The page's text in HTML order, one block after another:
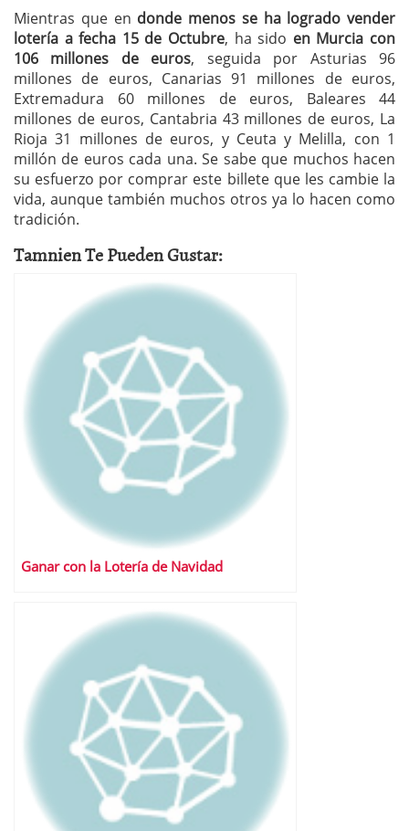
Mientras que en donde menos se ha logrado vender
lotería a fecha 15 de Octubre, ha sido en Murcia con
106 millones de euros, seguida por Asturias 96
millones de euros, Canarias 91 millones de euros,
Extremadura 60 millones de euros, Baleares 44
millones de euros, Cantabria 43 millones de euros, La
Rioja 31 millones de euros, y Ceuta y Melilla, con 1
millón de euros cada una. Se sabe que muchos hacen
su esfuerzo por comprar este billete que les cambie la
vida, aunque también muchos otros ya lo hacen como
tradición.
Tamnien Te Pueden Gustar:
Ganar con la Lotería de Navidad